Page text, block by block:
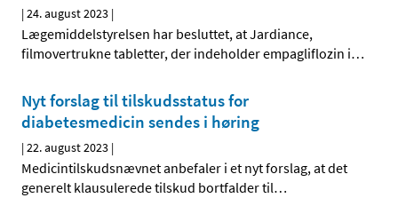
|24. august 2023 |
Lægemiddelstyrelsen har besluttet, at Jardiance,
filmovertrukne tabletter, der indeholder empagliflozin i…
Nyt forslag til tilskudsstatus for
diabetesmedicin sendes i høring
|22. august 2023 |
Medicintilskudsnævnet anbefaler i et nyt forslag, at det
generelt klausulerede tilskud bortfalder til…